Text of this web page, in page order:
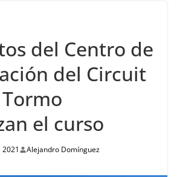
del Centro de
del Circuit
el curso
Alejandro Domínguez